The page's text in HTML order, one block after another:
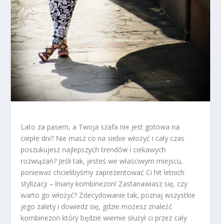
Lato za pasem, a Twoja szafa nie jest gotowa na
ciepłe dni? Nie masz co na siebie włożyć i cały czas
poszukujesz najlepszych trendów i ciekawych
rozwiązań? Jeśli tak, jesteś we właściwym miejscu,
ponieważ chcielibyśmy zaprezentować Ci hit letnich
stylizacji – lniany kombinezon! Zastanawiasz się, czy
warto go włożyć? Zdecydowanie tak, poznaj wszystkie
jego zalety i dowiedz się, gdzie możesz znaleźć
kombinezon który będzie wiernie służył ci przez cały